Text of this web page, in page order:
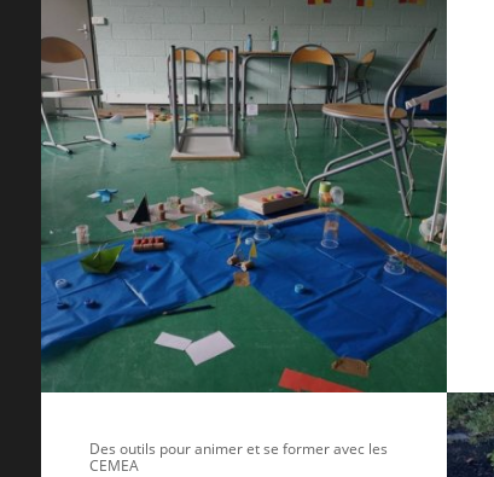
Des outils pour animer et se former avec les
CEMEA